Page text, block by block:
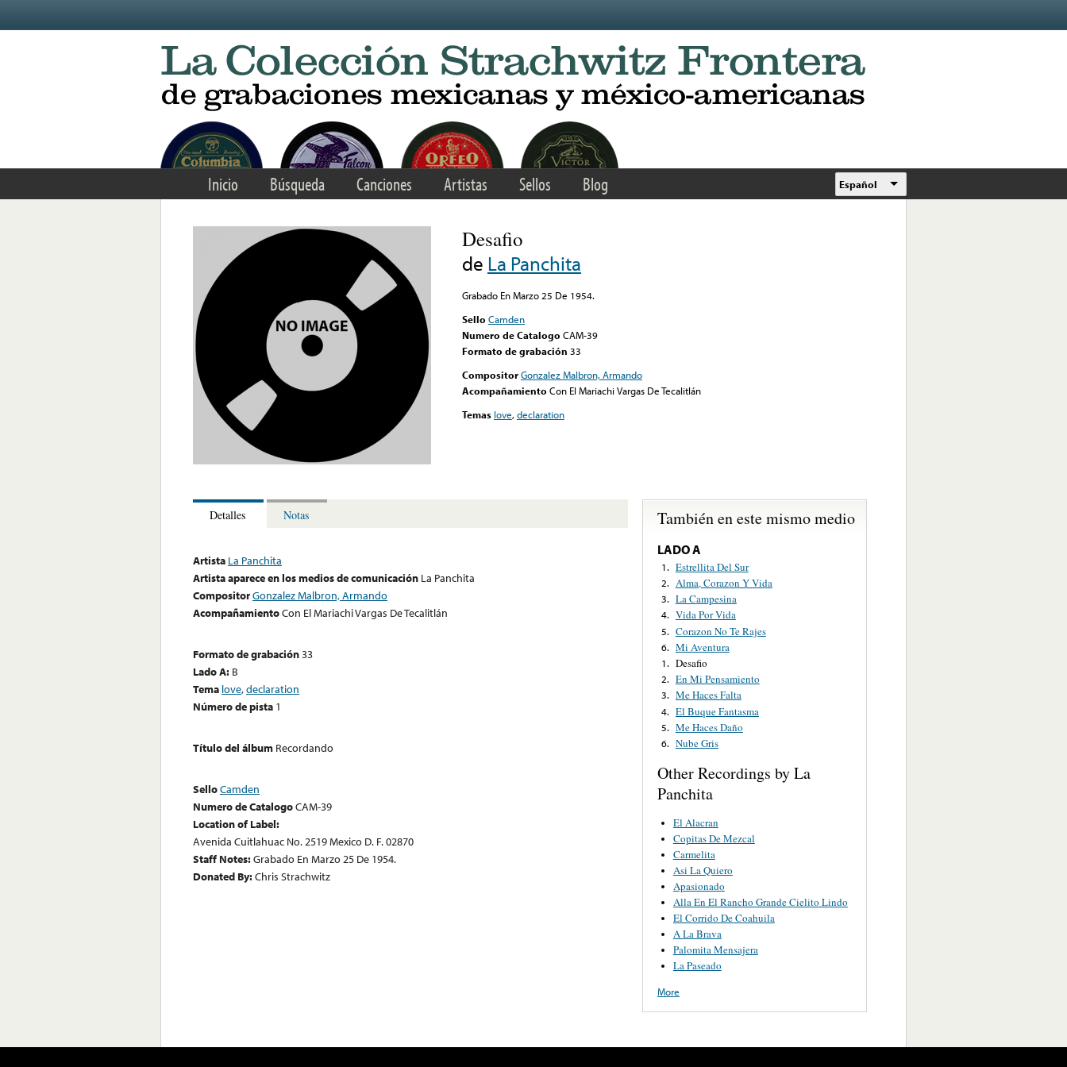
Inicio Búsqueda Canciones Artistas Sellos Blog Español
Desafio
de La Panchita
Grabado En Marzo 25 De 1954.
Sello Camden
Numero de Catalogo CAM-39
Formato de grabación 33
CompositorGonzalez Malbron, Armando
Acompañamiento Con El Mariachi Vargas De Tecalitlán
Temas love,declaration
Detalles Notas
Artista La Panchita
Artista aparece en los medios de comunicación La Panchita
CompositorGonzalez Malbron, Armando
AcompañamientoCon El Mariachi Vargas De Tecalitlán
Formato de grabación33
Lado A: B
Tema love,declaration
Número de pista 1
Título del álbum Recordando
SelloCamden
Numero de CatalogoCAM-39
Location of Label:
Avenida Cuitlahuac No. 2519 Mexico D. F. 02870
Staff Notes:Grabado En Marzo 25 De 1954.
Donated By:Chris Strachwitz
También en este mismo medio
LADO A
1. Estrellita Del Sur
2. Alma, Corazon Y Vida
3. La Campesina
4. Vida Por Vida
5. Corazon No Te Rajes
6. Mi Aventura
1. Desafio
2. En Mi Pensamiento
3. Me Haces Falta
4. El Buque Fantasma
5. Me Haces Daño
6. Nube Gris
Other Recordings by La
Panchita
El Alacran
Copitas De Mezcal
Carmelita
Asi La Quiero
Apasionado
Alla En El Rancho Grande Cielito Lindo
El Corrido De Coahuila
A La Brava
Palomita Mensajera
La Paseado
More